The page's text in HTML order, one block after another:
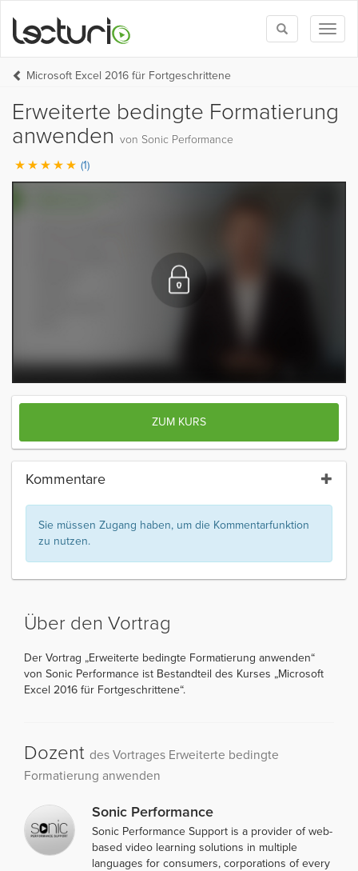
Toggle
search
Microsoft Excel 2016 für Fortgeschrittene
Erweiterte bedingte Formatierung
anwenden von Sonic Performance
(1)
ZUM KURS
Kommentare
Sie müssen Zugang haben, um die Kommentarfunktion
zu nutzen.
Über den Vortrag
Der Vortrag „Erweiterte bedingte Formatierung anwenden“
von Sonic Performance ist Bestandteil des Kurses „Microsoft
Excel 2016 für Fortgeschrittene“.
Dozent des Vortrages Erweiterte bedingte
Formatierung anwenden
Sonic Performance
Sonic Performance Support is a provider of web-
based video learning solutions in multiple
languages for consumers, corporations of every